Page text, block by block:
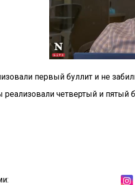
первый буллит и не
четвертый и пятый